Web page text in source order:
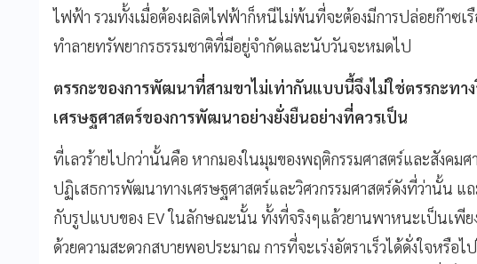
ไฟฟ้า รวมทั้งเมื่อต้องผลิตไฟฟ้าก็หนีไม่พ้นที่จะต้องมีการปล่อยก๊าซเ
ทำลายทรัพยากรธรรมชาติที่มีอยู่จำกัดและนับวันจะหมดไป
ตรรกะของการพัฒนาที่สามขาไม่เท่ากันแบบนี้จึงไม่ใช่ตรรกะทา
เศรษฐศาสตร์ของการพัฒนาอย่างยั่งยืนอย่างที่ควรเป็น
ที่เลวร้ายไปกว่านั้นคือ หากมองในมุมของพฤติกรรมศาสตร์และสังคมศ
ปฏิเสธการพัฒนาทางเศรษฐศาสตร์และวิศวกรรมศาสตร์ดังที่ว่านั้น แ
กับรูปแบบของ EV ในลักษณะนั้น ทั้งที่จริงๆแล้วยานพาหนะเป็นเพีย
ด้วยความสะดวกสบายพอประมาณ การที่จะเร่งอัตราเร็วได้ดั่งใจหรือ